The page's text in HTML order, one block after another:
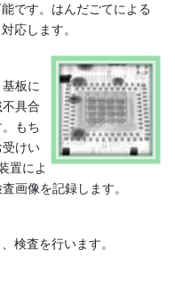
です。はんだごてによる
応します。
板に
具合
もち
けい
置によ
画像を記録します。
検査を行います。